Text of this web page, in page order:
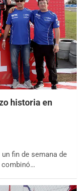
historia en
fin de semana de
combinó…